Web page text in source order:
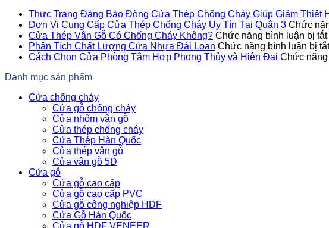
Thực Trạng Đáng Báo Động Cửa Thép Chống Cháy Giúp Giảm Thiệt
Đơn Vị Cung Cấp Cửa Thép Chống Cháy Uy Tín Tại Quận 3 Chức
Cửa Thép Vân Gỗ Có Chống Cháy Không? Chức năng bình luận bị tắtở
Phân Tích Chất Lượng Cửa Nhựa Đài Loan Chức năng bình luận bị tắt
Cách Chọn Cửa Phòng Tắm Hợp Phong Thủy và Hiện Đại Chức
Danh mục sản phẩm
Cửa chống cháy
Cửa gỗ chống cháy
Cửa nhôm vân gỗ
Cửa thép chống cháy
Cửa Thép Hàn Quốc
Cửa thép vân gỗ
Cửa vân gỗ 5D
Cửa gỗ
Cửa gỗ cao cấp
Cửa gỗ cao cấp PVC
Cửa gỗ công nghiệp HDF
Cửa Gỗ Hàn Quốc
Cửa gỗ HDF VENEER